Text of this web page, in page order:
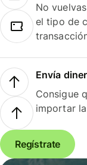
No
el tipo de
Envía
Consigue
importar
Regístrate